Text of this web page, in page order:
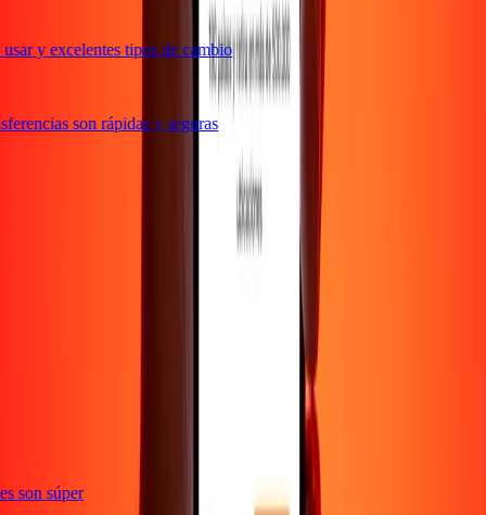
y excelentes tipos de cambio
son rápidas y seguras
son súper